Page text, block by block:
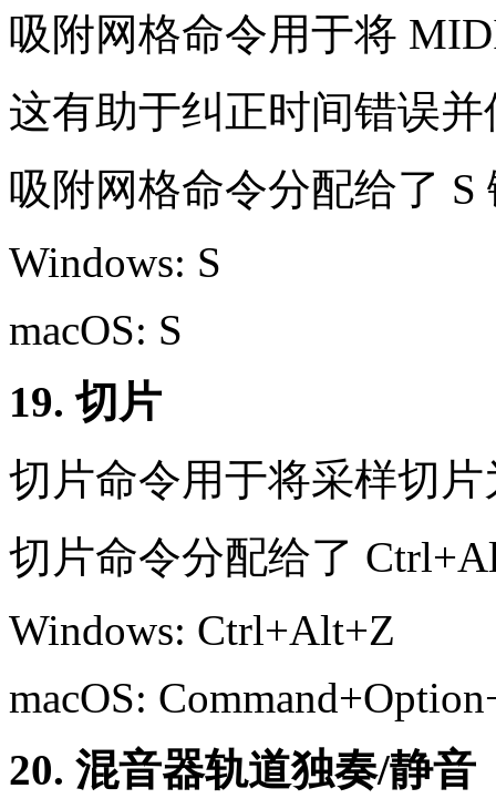
吸附网格命令用于将
这有助于纠正时间错误
吸附网格命令分配给了 S
Windows: S
macOS: S
19. 切片
切片命令用于将采样切
切片命令分配给了
Windows: Ctrl+Alt+Z
macOS:
20. 混音器轨道独奏/静音